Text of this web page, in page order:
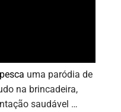
uma paródia de
na brincadeira,
saudável …